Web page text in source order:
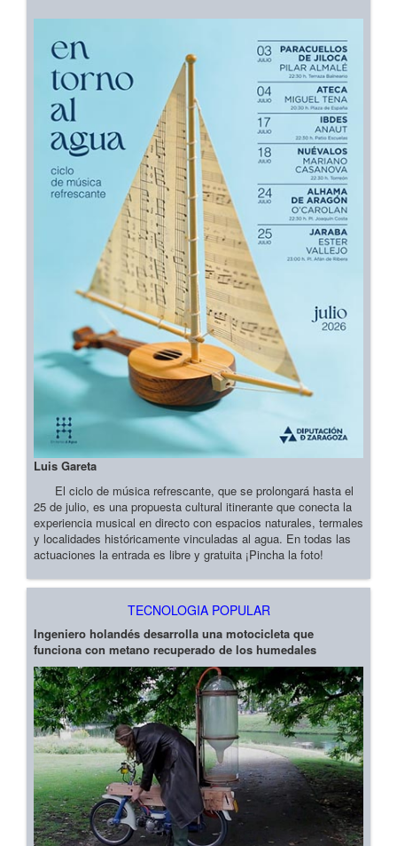
Luis Gareta
El ciclo de música refrescante, que se prolongará hasta el
25 de julio, es una propuesta cultural itinerante que conecta la
experiencia musical en directo con espacios naturales, termales
y localidades históricamente vinculadas al agua. En todas las
actuaciones la entrada es libre y gratuita ¡Pincha la foto!
TECNOLOGIA POPULAR
Ingeniero holandés desarrolla una motocicleta que
funciona con metano recuperado de los humedales